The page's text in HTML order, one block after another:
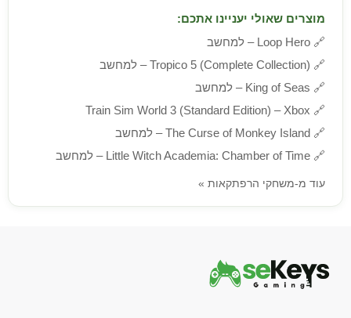
מוצרים שאולי יעניינו אתכם:
🔗 Loop Hero – למחשב
🔗 Tropico 5 (Complete Collection) – למחשב
🔗 King of Seas – למחשב
🔗
Train Sim World 3 (Standard Edition) – Xbox
🔗 The Curse of Monkey Island – למחשב
🔗 Little Witch Academia: Chamber of Time – למחשב
עוד מ-משחקי הרפתקאות »